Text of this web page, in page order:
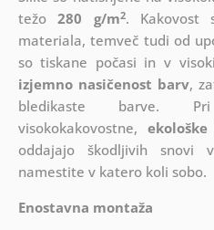
težo280 g/m2. Kakovost
materiala, temveč tudi od
so tiskane počasi in v
izjemno nasičenost barv,
bledikaste barve.
visokokakovostne,
oddajajo škodljivih
namestite v katero koli sobo.
Enostavna montaža